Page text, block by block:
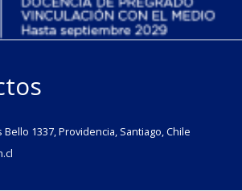
1337, Providencia, Santiago, Chile